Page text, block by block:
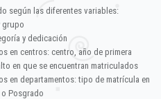
según las diferentes variables:
grupo
y dedicación
en centros: centro, año de primera
en que se encuentran matriculados
en departamentos: tipo de matrícula en
Posgrado